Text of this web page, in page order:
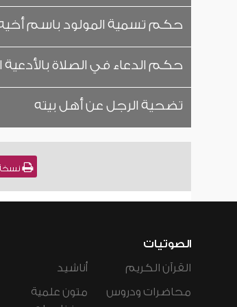
حكم تسمية المولود باسم
حكم الدعاء في الصلاة بالأدعية
تضحية الرجل عن أهل بيته
نسخة
الصوتيات
القرآن الكريم
محاضرات ودروس
أناشيد
متون علمية